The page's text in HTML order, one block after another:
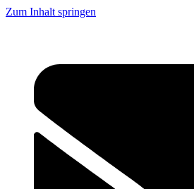
Zum Inhalt springen